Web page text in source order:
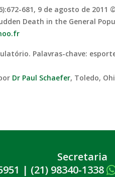
681, 9 de agosto de
Death in the General
Palavras-chave:
Dr Paul Schaefer, Toledo,
Secretaria
| (21) 98340-1338